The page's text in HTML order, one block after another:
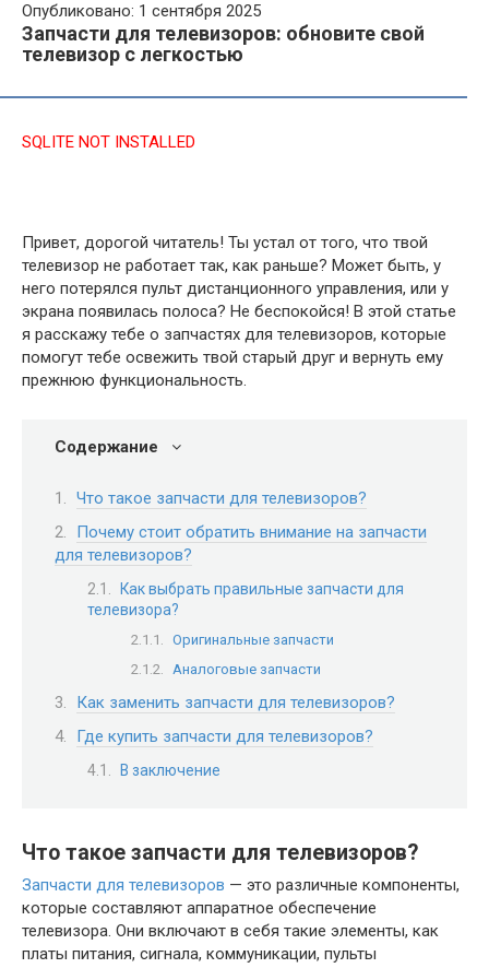
Опубликовано: 1 сентября 2025
Запчасти для телевизоров: обновите свой
телевизор с легкостью
SQLITE NOT INSTALLED
Привет, дорогой читатель! Ты устал от того, что твой
телевизор не работает так, как раньше? Может быть, у
него потерялся пульт дистанционного управления, или у
экрана появилась полоса? Не беспокойся! В этой статье
я расскажу тебе о запчастях для телевизоров, которые
помогут тебе освежить твой старый друг и вернуть ему
прежнюю функциональность.
Содержание
Что такое запчасти для телевизоров?
Почему стоит обратить внимание на запчасти
для телевизоров?
Как выбрать правильные запчасти для
телевизора?
Оригинальные запчасти
Аналоговые запчасти
Как заменить запчасти для телевизоров?
Где купить запчасти для телевизоров?
В заключение
Что такое запчасти для телевизоров?
Запчасти для телевизоров — это различные компоненты,
которые составляют аппаратное обеспечение
телевизора. Они включают в себя такие элементы, как
платы питания, сигнала, коммуникации, пульты